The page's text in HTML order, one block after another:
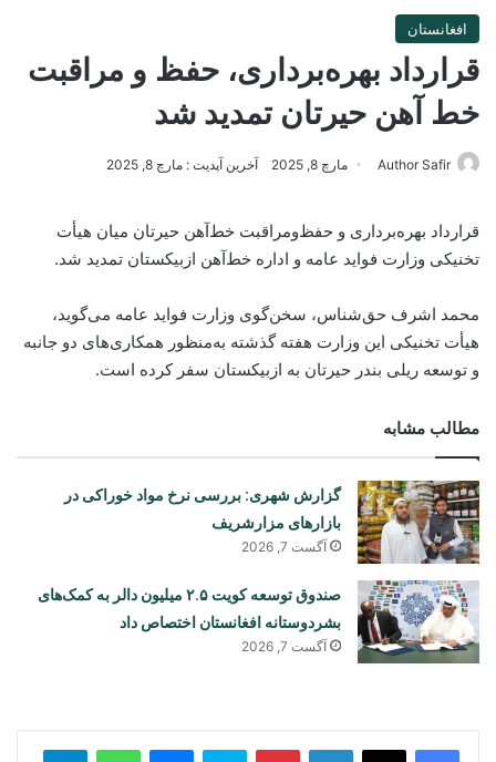
افغانستان
قرارداد بهره‌برداری، حفظ و مراقبت
خط آهن حیرتان تمدید شد
Author Safir مارچ 8, 2025 آخرین آپدیت : مارچ 8, 2025
قرارداد بهره‌برداری و حفظ‌ومراقبت خط‌آهن حیرتان میان هیأت
تخنیکی وزارت فواید عامه و اداره خط‌آهن ازبیکستان تمدید شد.
محمد اشرف حق‌شناس، سخن‌گوی وزارت فواید عامه می‌گوید،
هیأت تخنیکی این وزارت هفته گذشته به‌منظور همکاری‌های دو جانبه
و توسعه ریلی بندر حیرتان به ازبیکستان سفر کرده است.
مطالب مشابه
گزارش شهری: بررسی نرخ مواد خوراکی در
بازارهای مزارشریف
آگست 7, 2026
صندوق توسعه کویت ۲.۵ میلیون دالر به کمک‌های
بشردوستانه افغانستان اختصاص داد
آگست 7, 2026
LinkedIn
Pinterest
Skype
Messenger
WhatsApp